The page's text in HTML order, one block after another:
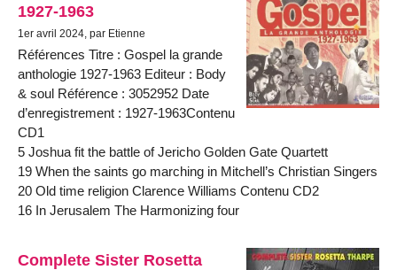
1927-1963
1er avril 2024, par Etienne
Références Titre : Gospel la grande
anthologie 1927-1963 Editeur : Body
& soul Référence : 3052952 Date
d’enregistrement : 1927-1963Contenu
CD1
5 Joshua fit the battle of Jericho Golden Gate Quartett
19 When the saints go marching in Mitchell’s Christian Singers
20 Old time religion Clarence Williams Contenu CD2
16 In Jerusalem The Harmonizing four
Complete Sister Rosetta